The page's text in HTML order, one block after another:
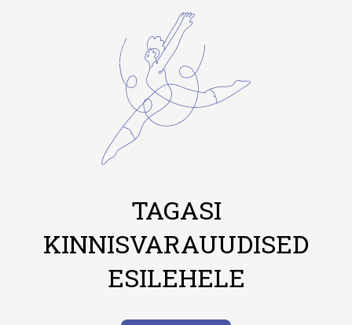
TAGASI
KINNISVARAUUDISED
ESILEHELE